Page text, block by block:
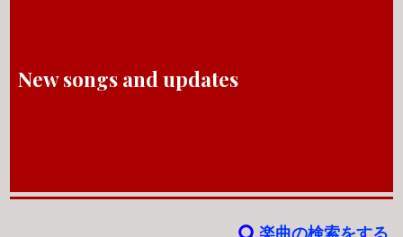
New songs and updates